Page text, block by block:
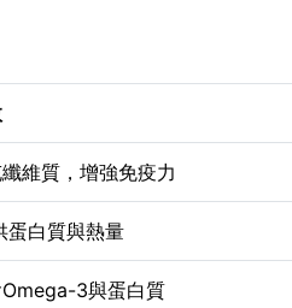
維質，增強免疫力
蛋白質與熱量
3與蛋白質